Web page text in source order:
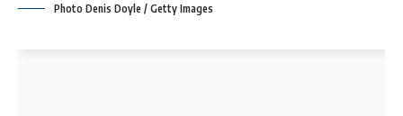
Photo Denis Doyle / Getty Images